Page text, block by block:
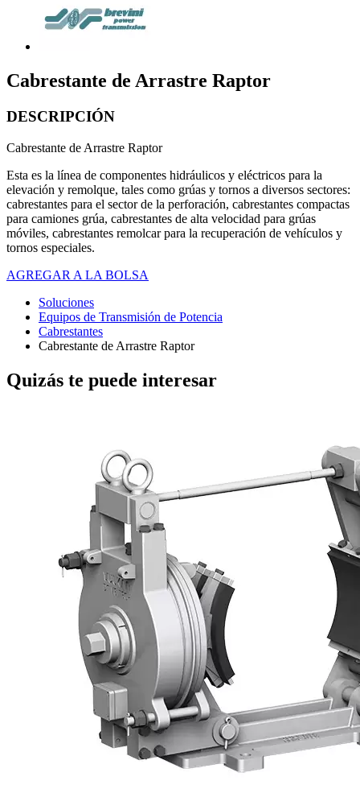
Cabrestante de Arrastre Raptor
DESCRIPCIÓN
Cabrestante de Arrastre Raptor
Esta es la línea de componentes hidráulicos y eléctricos para la
elevación y remolque, tales como grúas y tornos a diversos sectores:
cabrestantes para el sector de la perforación, cabrestantes compactas
para camiones grúa, cabrestantes de alta velocidad para grúas
móviles, cabrestantes remolcar para la recuperación de vehículos y
tornos especiales.
AGREGAR A LA BOLSA
Soluciones
Equipos de Transmisión de Potencia
Cabrestantes
Cabrestante de Arrastre Raptor
Quizás te puede interesar